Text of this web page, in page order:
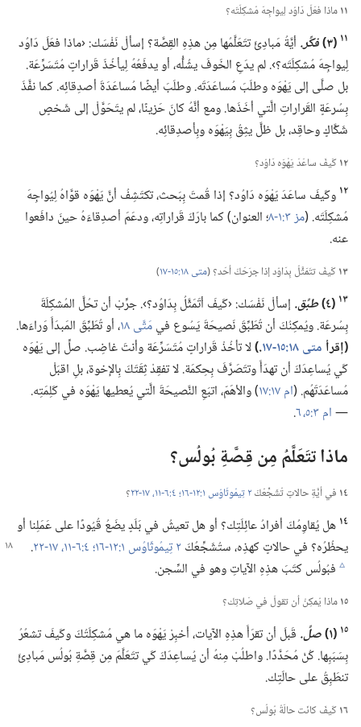
١١ماذا فعَلَ دَاوُد لِيواجِهَ مُشكِلَتَه؟‏
١١ ‏(‏٣)‏ فكِّر.‏ أيَّةُ مَبادِئَ تتَعَلَّمُها مِن هذِهِ القِصَّة؟‏ إسألْ نَفْسَك:‏ ‹ماذا فعَلَ دَاوُد
لِيواجِهَ مُشكِلَتَه؟‏›.‏ لم يدَعِ الخَوفَ يشُلُّه،‏ أو يدفَعُهُ لِيأخُذَ قَراراتٍ مُتَسَرِّعَة.‏
بل صلَّى إلى يَهْوَه وطلَبَ مُساعَدَتَه.‏ وطلَبَ أيضًا مُساعَدَةَ أصدِقائِه.‏ كما نفَّذَ
بِسُرعَةٍ القَراراتِ الَّتي أخَذَها.‏ ومع أنَّهُ كانَ حَزينًا،‏ لم يتَحَوَّلْ إلى شَخصٍ
شَكَّاكٍ وحاقِد،‏ بل ظلَّ يثِقُ بِيَهْوَه وبِأصدِقائِه.‏
١٢كَيفَ ساعَدَ يَهْوَه دَاوُد؟‏
١٢ وكَيفَ ساعَدَ يَهْوَه دَاوُد؟‏ إذا قُمتَ بِبَحث،‏ تكتَشِفُ أنَّ يَهْوَه قوَّاهُ لِيُواجِهَ
مُشكِلَتَه.‏ (‏مز ٣:‏١-‏٨
‏؛‏ العنوان)‏ كما بارَكَ قَراراتِه،‏ ودعَمَ أصدِقاءَهُ حينَ دافَعوا
عنه.‏
١٣كَيفَ تتَمَثَّلُ بِدَاوُد إذا جرَحَكَ أحَد؟‏ (‏متى ١٨:‏١٥-‏١٧
‏)‏
١٣ ‏(‏٤)‏ طبِّق.‏ إسألْ نَفْسَك:‏ ‹كَيفَ أتَمَثَّلُ بِدَاوُد؟‏›.‏ جرِّبْ أن تحُلَّ المُشكِلَةَ
بِسُرعَة.‏ ويُمكِنُكَ أن تُطَبِّقَ نَصيحَةَ يَسُوع فيمَتَّى ١٨
‏،‏ أو تُطَبِّقَ المَبدَأَ وَراءَها.‏
‏(‏إقرأ متى ١٨:‏١٥-‏١٧ ‏.‏)‏لا تأخُذْ قَراراتٍ مُتَسَرِّعَة وأنتَ غاضِب.‏ صلِّ إلى يَهْوَه
كَي يُساعِدَكَ أن تهدَأَ وتتَصَرَّفَ بِحِكمَة.‏ لا تفقِدْ ثِقَتَكَ بِالإخوة،‏ بلِ اقبَلْ
مُساعَدَتَهُم.‏ (‏ام ١٧:‏١٧
‏)‏ والأهَمّ،‏ اتبَعِ النَّصيحَةَ الَّتي يُعطيها يَهْوَه في كَلِمَتِه.‏
—‏ام ٣:‏٥،‏ ٦ ‏.‏
ماذا تتَعَلَّمُ مِن قِصَّةِ بُولُس؟‏
١٤ في أيَّةِ حالاتٍ تُشَجِّعُكَ٢ تِيمُوثَاوُس ١:‏١٢-‏١٦؛‏
‏؟‏
١٤ هل يُقاوِمُكَ أفرادُ عائِلَتِك؟‏ أو هل تعيشُ في بَلَدٍ يضَعُ قُيُودًا على عَمَلِنا أو
يحظُرُه؟‏ في حالاتٍ كهذِه،‏ ستُشَجِّعُكَ٢ تِيمُوثَاوُس ١:‏١٢-‏١٦؛‏ ٤:‏٦-‏١١،‏ ‏.‏
c فبُولُس كتَبَ هذِهِ الآياتِ وهو في السِّجن.‏
١٥ماذا يُمكِنُ أن تقولَ في صَلاتِك؟‏
١٥ ‏(‏١)‏ صلِّ.‏ قَبلَ أن تقرَأَ هذِهِ الآيات،‏ أخبِرْ يَهْوَه ما هي مُشكِلَتُكَ وكَيفَ تشعُرُ
بِسَبَبِها.‏ كُنْ مُحَدَّدًا.‏ واطلُبْ مِنهُ أن يُساعِدَكَ كَي تتَعَلَّمَ مِن قِصَّةِ بُولُس مَبادِئَ
تنطَبِقُ على حالَتِك.‏
١٦كَيفَ كانَت حالَةُ بُولُس؟‏